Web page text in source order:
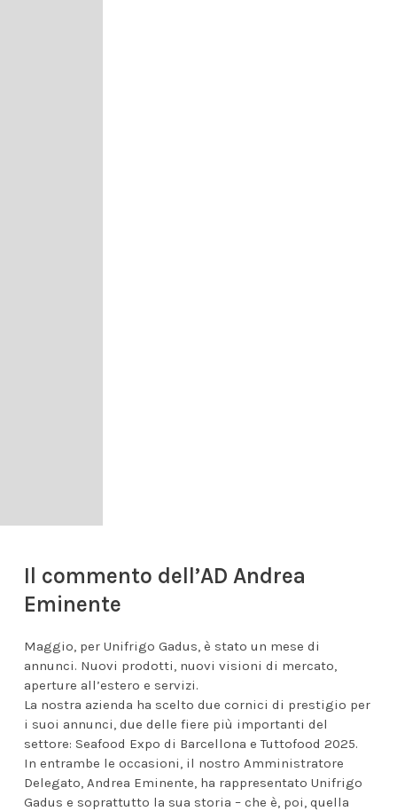
Il commento dell’AD Andrea
Eminente
Maggio, per Unifrigo Gadus, è stato un mese di
annunci. Nuovi prodotti, nuovi visioni di mercato,
aperture all’estero e servizi.
La nostra azienda ha scelto due cornici di prestigio per
i suoi annunci, due delle fiere più importanti del
settore: Seafood Expo di Barcellona e Tuttofood 2025.
In entrambe le occasioni, il nostro Amministratore
Delegato, Andrea Eminente, ha rappresentato Unifrigo
Gadus e soprattutto la sua storia – che è, poi, quella